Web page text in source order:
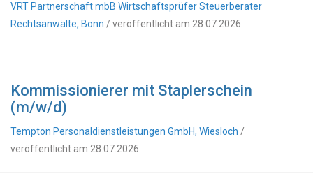
VRT Partnerschaft mbB Wirtschaftsprüfer Steuerberater
Rechtsanwälte, Bonn / veröffentlicht am 28.07.2026
Kommissionierer mit Staplerschein
(m/w/d)
Tempton Personaldienstleistungen GmbH, Wiesloch /
veröffentlicht am 28.07.2026